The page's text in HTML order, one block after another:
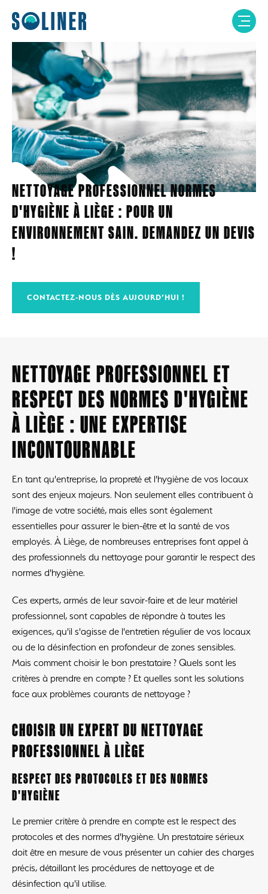
NETTOYAGE PROFESSIONNEL NORMES
D'HYGIÈNE À LIÈGE : POUR UN
ENVIRONNEMENT SAIN. DEMANDEZ UN DEVIS
!
CONTACTEZ-NOUS DÈS AUJOURD’HUI !
NETTOYAGE PROFESSIONNEL ET
RESPECT DES NORMES D'HYGIÈNE
À LIÈGE : UNE EXPERTISE
INCONTOURNABLE
En tant qu'entreprise, la propreté et l'hygiène de vos locaux
sont des enjeux majeurs. Non seulement elles contribuent à
l'image de votre société, mais elles sont également
essentielles pour assurer le bien-être et la santé de vos
employés. À Liège, de nombreuses entreprises font appel à
des professionnels du nettoyage pour garantir le respect des
normes d'hygiène.
Ces experts, armés de leur savoir-faire et de leur matériel
professionnel, sont capables de répondre à toutes les
exigences, qu'il s'agisse de l'entretien régulier de vos locaux
ou de la désinfection en profondeur de zones sensibles.
Mais comment choisir le bon prestataire ? Quels sont les
critères à prendre en compte ? Et quelles sont les solutions
face aux problèmes courants de nettoyage ?
CHOISIR UN EXPERT DU NETTOYAGE
PROFESSIONNEL À LIÈGE
RESPECT DES PROTOCOLES ET DES NORMES
D'HYGIÈNE
Le premier critère à prendre en compte est le respect des
protocoles et des normes d'hygiène. Un prestataire sérieux
doit être en mesure de vous présenter un cahier des charges
précis, détaillant les procédures de nettoyage et de
désinfection qu'il utilise.